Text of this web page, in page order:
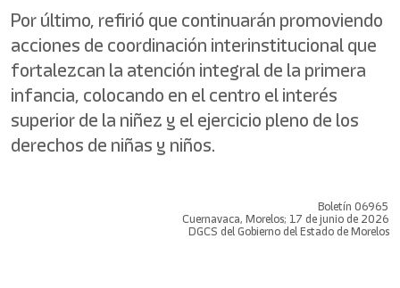
Por último, refirió que continuarán promoviendo
acciones de coordinación interinstitucional que
fortalezcan la atención integral de la primera
infancia, colocando en el centro el interés
superior de la niñez y el ejercicio pleno de los
derechos de niñas y niños.
Boletín 06965
Cuernavaca, Morelos; 17 de junio de 2026
DGCS del Gobierno del Estado de Morelos